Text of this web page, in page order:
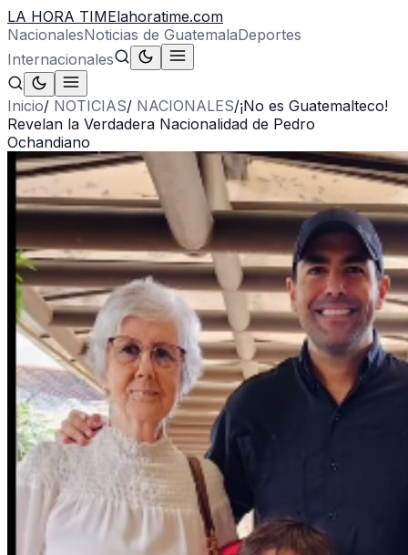
LA HORA TIMElahoratime.com
NacionalesNoticias de GuatemalaDeportes
Internacionales
Inicio/ NOTICIAS/ NACIONALES/¡No es Guatemalteco!
Revelan la Verdadera Nacionalidad de Pedro
Ochandiano